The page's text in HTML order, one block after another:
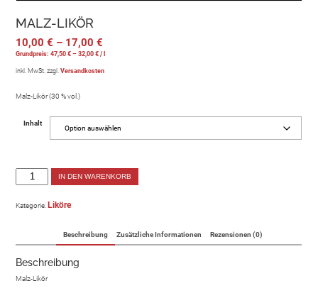
MALZ-LIKÖR
10,00€ – 17,00€
Grundpreis:47,50€ –32,00€ /
inkl. MwSt. zzgl.Versandkosten
Malz-Likör (30 % vol.)
Inhalt
IN DEN WARENKORB
Kategorie: Liköre
Beschreibung Zusätzliche Informationen Rezensionen (0)
Beschreibung
Malz-Likör